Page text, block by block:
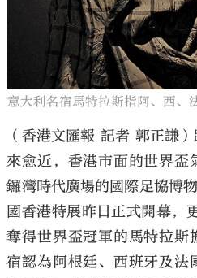
意大利名宿馬特拉斯指阿、西、
（香港文匯報 記者 郭正謙
來愈近，香港市面的世界盃
鑼灣時代廣場的國際足協博
國香港特展昨日正式開幕，
奪得世界盃冠軍的馬特拉斯
宿認為阿根廷、西班牙及法